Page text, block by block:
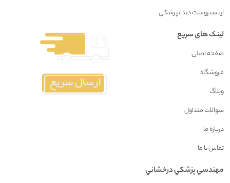
اینسترومنت دندانپزشکی
لینک های سریع
صفحه اصلي
فروشگاه
وبلاگ
سوالات متداول
درباره ما
تماس با ما
مهندسي پزشکي درخشاني